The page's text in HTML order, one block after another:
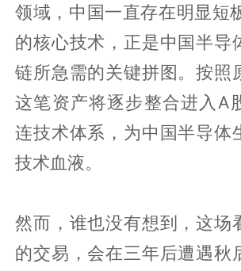
领域，中国一直存在明显短
的核心技术，正是中国半导
链所急需的关键拼图。按照
这笔资产将逐步整合进入A
连技术体系，为中国半导体
技术血液。
然而，谁也没有想到，这场
的交易，会在三年后遭遇秋